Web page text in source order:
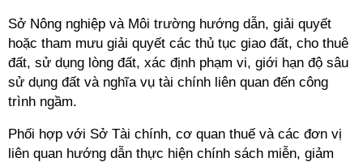
Sở Nông nghiệp và Môi trường hướng dẫn, giải quyết
hoặc tham mưu giải quyết các thủ tục giao đất, cho thuê
đất, sử dụng lòng đất, xác định phạm vi, giới hạn độ sâu
sử dụng đất và nghĩa vụ tài chính liên quan đến công
trình ngầm.
Phối hợp với Sở Tài chính, cơ quan thuế và các đơn vị
liên quan hướng dẫn thực hiện chính sách miễn, giảm